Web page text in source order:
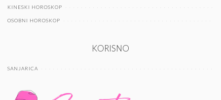
KINESKI HOROSKOP
OSOBNI HOROSKOP
KORISNO
SANJARICA